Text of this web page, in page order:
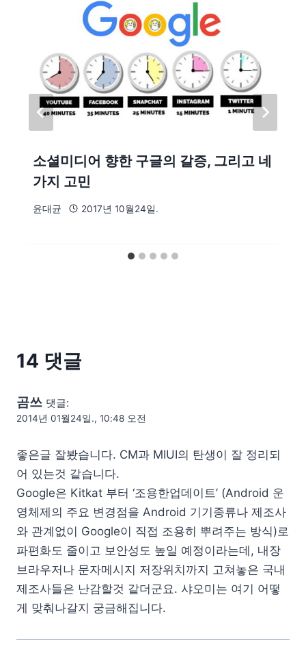
소셜미디어 향한 구글의 갈증, 그리고 네
가지 고민
윤대균 2017년 10월24일.
14 댓글
곰쓰 댓글:
2014년 01월24일., 10:48 오전
좋은글 잘봤습니다. CM과 MIUI의 탄생이 잘 정리되
어 있는것 같습니다.
Google은 Kitkat 부터 ‘조용한업데이트’ (Android 운
영체제의 주요 변경점을 Android 기기종류나 제조사
와 관계없이 Google이 직접 조용히 뿌려주는 방식)로
파편화도 줄이고 보안성도 높일 예정이라는데, 내장
브라우저나 문자메시지 저장위치까지 고쳐놓은 국내
제조사들은 난감할것 같더군요. 샤오미는 여기 어떻
게 맞춰나갈지 궁금해집니다.